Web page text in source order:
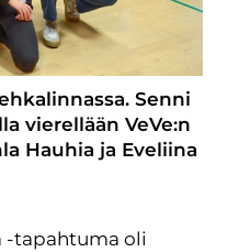
Senni
vierellään VeVe:n
Hauhia ja Eveliina
-tapahtuma oli